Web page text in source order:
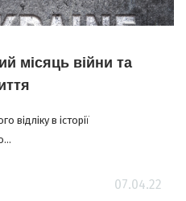
місяць війни та
відліку в історії
07.04.22